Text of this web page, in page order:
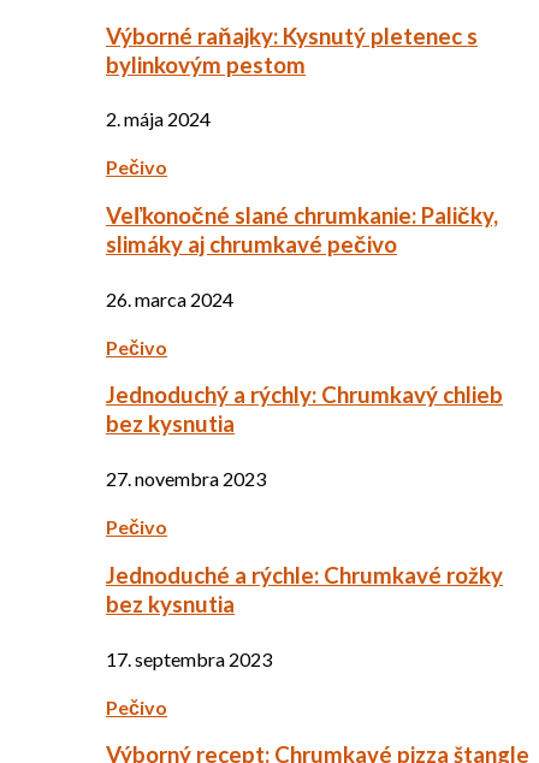
Výborné raňajky: Kysnutý pletenec s
bylinkovým pestom
2. mája 2024
Pečivo
Veľkonočné slané chrumkanie: Paličky,
slimáky aj chrumkavé pečivo
26. marca 2024
Pečivo
Jednoduchý a rýchly: Chrumkavý chlieb
bez kysnutia
27. novembra 2023
Pečivo
Jednoduché a rýchle: Chrumkavé rožky
bez kysnutia
17. septembra 2023
Pečivo
Výborný recept: Chrumkavé pizza štangle